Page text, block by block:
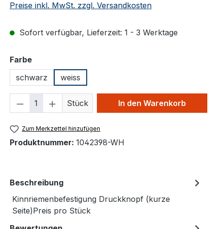
Preise inkl. MwSt. zzgl. Versandkosten
Sofort verfügbar, Lieferzeit: 1 - 3 Werktage
Farbeauswählen
schwarz
weiss
Produkt Anzahl: Gib den
Stück In den Warenkorb
Zum Merkzettel hinzufügen
Produktnummer: 1042398-WH
Beschreibung
Kinnriemenbefestigung Druckknopf (kurze
Seite)Preis pro Stück